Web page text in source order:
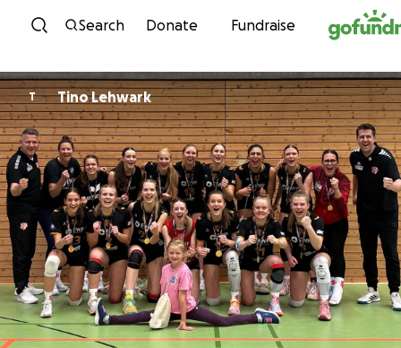
Skip to content
Search Donate Fundraise
T Tino Lehwark